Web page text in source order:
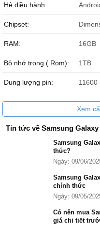
Samsung Galaxy
Hệ điều hành:
Chipset:
RAM: 16GB
Bộ nhớ trong ( Rom): 1TB
Dung lượng pin: 11600
Xem
Samsung
thức?
Ngày: 09/06/
Samsung
chính thức
Ngày: 09/05/
Có nên mua
giá chi tiết